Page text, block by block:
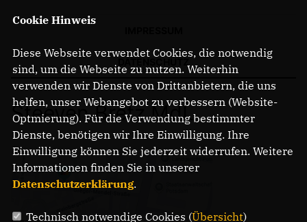
Steeven Bretz MdL
Cookie Hinweis
Diese Webseite verwendet Cookies, die notwendig
sind, um die Webseite zu nutzen. Weiterhin
verwenden wir Dienste von Drittanbietern, die uns
helfen, unser Webangebot zu verbessern (Website-
Optmierung). Für die Verwendung bestimmter
Dienste, benötigen wir Ihre Einwilligung. Ihre
Einwilligung können Sie jederzeit widerrufen. Weitere
Informationen finden Sie in unserer
Datenschutzerklärung.
Technisch notwendige Cookies (Übersicht)